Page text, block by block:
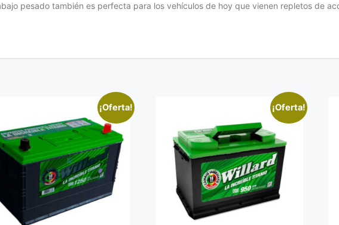
pesado también es perfecta para los vehículos de hoy que vienen repletos de
¡Oferta! ¡Oferta!